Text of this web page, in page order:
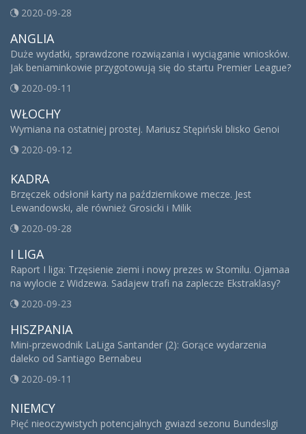
2020-09-28
ANGLIA
Duże wydatki, sprawdzone rozwiązania i wyciąganie wniosków.
Jak beniaminkowie przygotowują się do startu Premier League?
2020-09-11
WŁOCHY
Wymiana na ostatniej prostej. Mariusz Stępiński blisko Genoi
2020-09-12
KADRA
Brzęczek odsłonił karty na październikowe mecze. Jest
Lewandowski, ale również Grosicki i Milik
2020-09-28
I LIGA
Raport I liga: Trzęsienie ziemi i nowy prezes w Stomilu. Ojamaa
na wylocie z Widzewa. Sadajew trafi na zaplecze Ekstraklasy?
2020-09-23
HISZPANIA
Mini-przewodnik LaLiga Santander (2): Gorące wydarzenia
daleko od Santiago Bernabeu
2020-09-11
NIEMCY
Pięć nieoczywistych potencjalnych gwiazd sezonu Bundesligi